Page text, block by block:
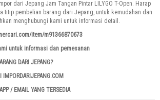
dari Jepang Jam Tangan Pintar LILYGO T-Open. Harap
titip pembelian barang dari Jepang, untuk kemudahan dan
menghubungi kami untuk informasi detail.
item/m91366870673
untuk informasi dan pemesanan
DARI JEPANG?
/ EMAIL YANG TERSEDIA